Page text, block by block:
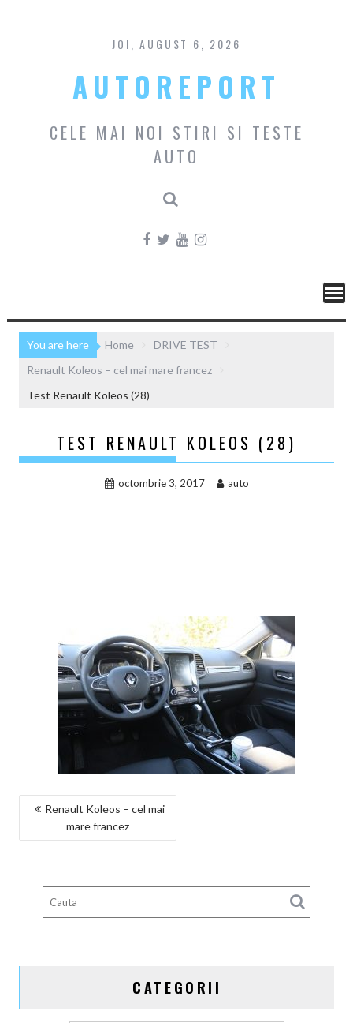
content
JOI, AUGUST 6, 2026
AUTOREPORT
CELE MAI NOI STIRI SI TESTE
AUTO
You are here Home
DRIVE TEST
Renault Koleos – cel mai mare francez
Test Renault Koleos (28)
TEST RENAULT KOLEOS (28)
octombrie 3, 2017 auto
NAVIGARE
Renault Koleos – cel mai
mare francez
CATEGORII